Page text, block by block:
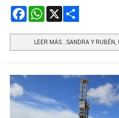
FacebookWhatsApp
LEER MÁS…SANDRA Y RUBÉN,